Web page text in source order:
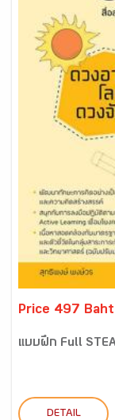
Price 497 Baht
แบบฝึก Full
DETAIL